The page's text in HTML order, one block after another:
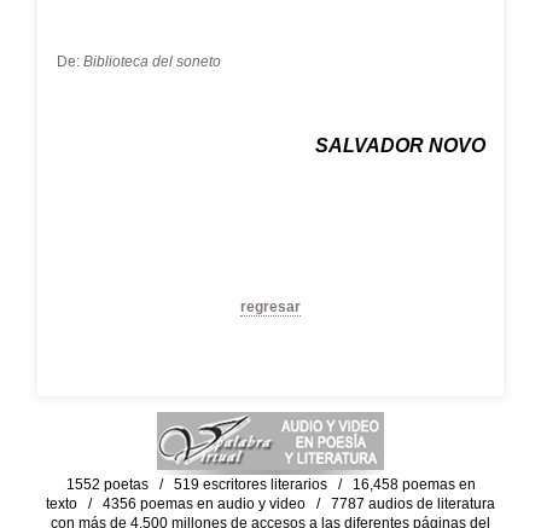
De: Biblioteca del soneto
SALVADOR NOVO
regresar
1552 poetas / 519 escritores literarios / 16,458 poemas en
texto / 4356 poemas en audio y video / 7787 audios de literatura
con más de 4,500 millones de accesos a las diferentes páginas del